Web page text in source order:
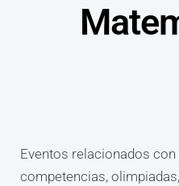
Eventos relacionados
competencias,